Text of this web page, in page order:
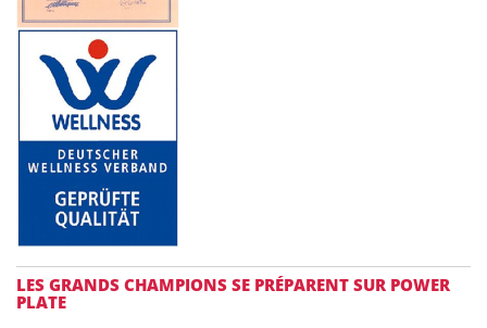
LES GRANDS CHAMPIONS SE PRÉPARENT SUR POWER
PLATE